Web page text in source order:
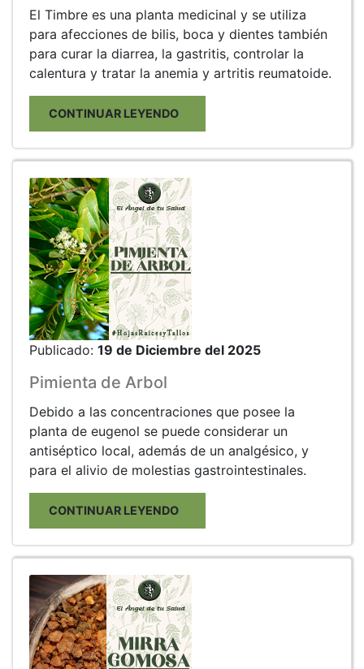
El Timbre es una planta medicinal y se utiliza
para afecciones de bilis, boca y dientes también
para curar la diarrea, la gastritis, controlar la
calentura y tratar la anemia y artritis reumatoide.
CONTINUAR LEYENDO
Publicado: 19 de Diciembre del 2025
Pimienta de Arbol
Debido a las concentraciones que posee la
planta de eugenol se puede considerar un
antiséptico local, además de un analgésico, y
para el alivio de molestias gastrointestinales.
CONTINUAR LEYENDO